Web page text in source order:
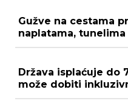
Gužve na cestama
naplatama,
Država isplaćuje do
može dobiti